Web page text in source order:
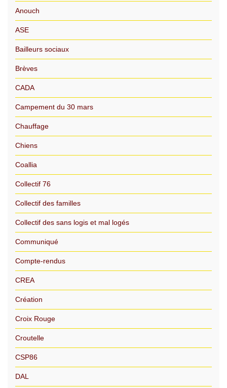
Anouch
ASE
Bailleurs sociaux
Brèves
CADA
Campement du 30 mars
Chauffage
Chiens
Coallia
Collectif 76
Collectif des familles
Collectif des sans logis et mal logés
Communiqué
Compte-rendus
CREA
Création
Croix Rouge
Croutelle
CSP86
DAL